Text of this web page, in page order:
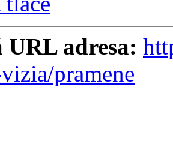
adresa:
pramene